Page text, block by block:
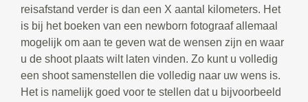
reisafstand verder is dan een X aantal kilometers. Het
is bij het boeken van een newborn fotograaf allemaal
mogelijk om aan te geven wat de wensen zijn en waar
u de shoot plaats wilt laten vinden. Zo kunt u volledig
een shoot samenstellen die volledig naar uw wens is.
Het is namelijk goed voor te stellen dat u bijvoorbeeld